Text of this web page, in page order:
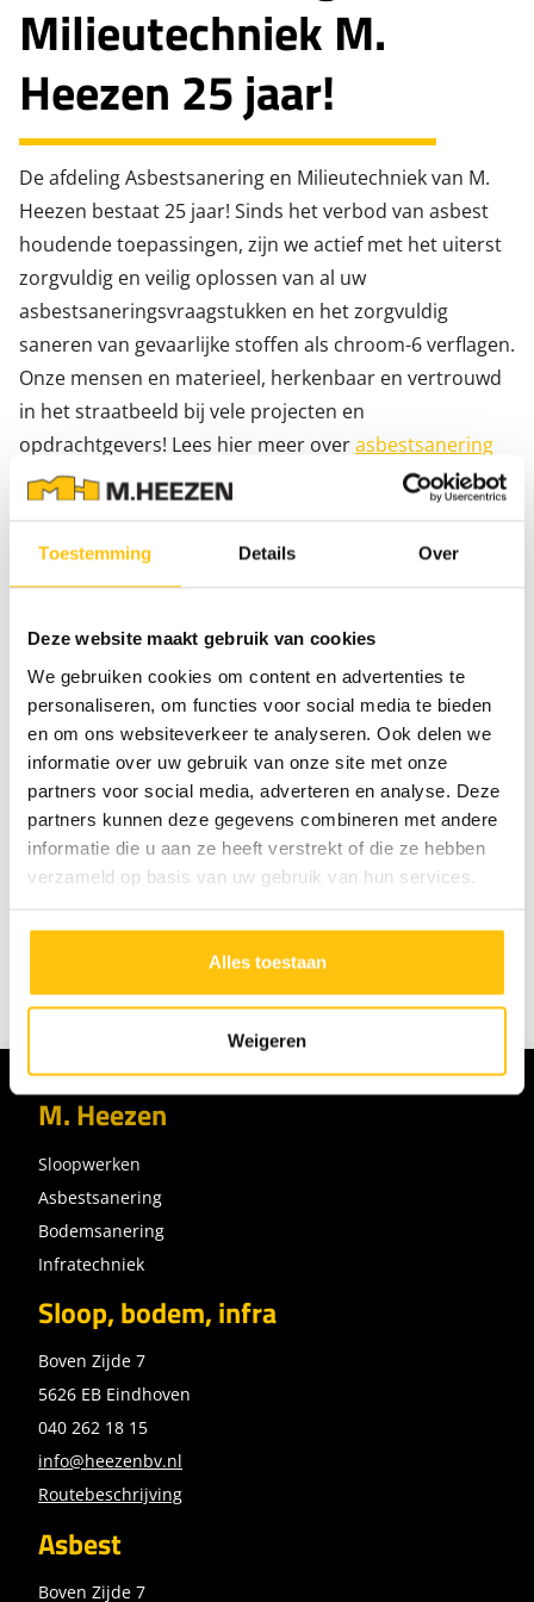
Toestemming Details Over
Deze website maakt gebruik van cookies
We gebruiken cookies om content en advertenties te
personaliseren, om functies voor social media te bieden
en om ons websiteverkeer te analyseren. Ook delen we
informatie over uw gebruik van onze site met onze
partners voor social media, adverteren en analyse. Deze
partners kunnen deze gegevens combineren met andere
informatie die u aan ze heeft verstrekt of die ze hebben
verzameld op basis van uw gebruik van hun services.
Alles toestaan
Weigeren
Milieutechniek M.
Heezen 25 jaar!
De afdeling Asbestsanering en Milieutechniek van M.
Heezen bestaat 25 jaar! Sinds het verbod van asbest
houdende toepassingen, zijn we actief met het uiterst
zorgvuldig en veilig oplossen van al uw
asbestsaneringsvraagstukken en het zorgvuldig
saneren van gevaarlijke stoffen als chroom-6 verflagen.
Onze mensen en materieel, herkenbaar en vertrouwd
in het straatbeeld bij vele projecten en
opdrachtgevers! Lees hier meer overasbestsanering
en wat wij voor uw organisatie kunnen betekenen!
Facebook Twitter
Linkedin Whatsapp
M. Heezen
Sloopwerken
Asbestsanering
Bodemsanering
Infratechniek
Sloop, bodem, infra
Boven Zijde 7
5626 EB Eindhoven
040 262 18 15
info@heezenbv.nl
Routebeschrijving
Asbest
Boven Zijde 7